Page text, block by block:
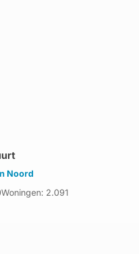
Noord
Woningen: 2.091